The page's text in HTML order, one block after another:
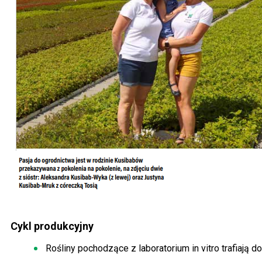
Cykl produkcyjny
Rośliny pochodzące z laboratorium in vitro trafiają